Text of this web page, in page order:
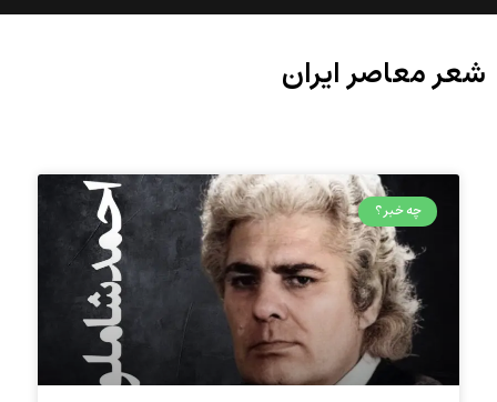
شعر معاصر ایران
چه خبر؟